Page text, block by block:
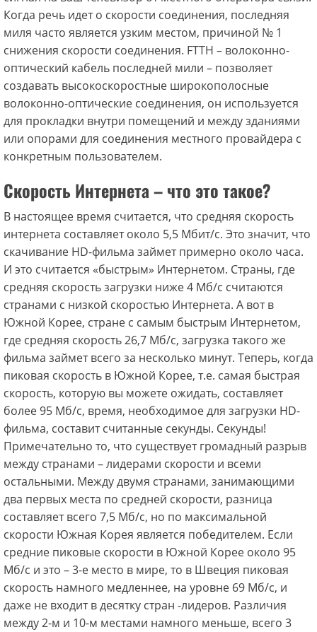
Когда речь идет о скорости соединения, последняя
миля часто является узким местом, причиной № 1
снижения скорости соединения. FTTH – волоконно-
оптический кабель последней мили – позволяет
создавать высокоскоростные широкополосные
волоконно-оптические соединения, он используется
для прокладки внутри помещений и между зданиями
или опорами для соединения местного провайдера с
конкретным пользователем.
Скорость Интернета – что это такое?
В настоящее время считается, что средняя скорость
интернета составляет около 5,5 Мбит/с. Это значит, что
скачивание HD-фильма займет примерно около часа.
И это считается «быстрым» Интернетом. Страны, где
средняя скорость загрузки ниже 4 Мб/с считаются
странами с низкой скоростью Интернета. А вот в
Южной Корее, стране с самым быстрым Интернетом,
где средняя скорость 26,7 Мб/с, загрузка такого же
фильма займет всего за несколько минут. Теперь, когда
пиковая скорость в Южной Корее, т.е. самая быстрая
скорость, которую вы можете ожидать, составляет
более 95 Мб/с, время, необходимое для загрузки HD-
фильма, составит считанные секунды. Секунды!
Примечательно то, что существует громадный разрыв
между странами – лидерами скорости и всеми
остальными. Между двумя странами, занимающими
два первых места по средней скорости, разница
составляет всего 7,5 Мб/с, но по максимальной
скорости Южная Корея является победителем. Если
средние пиковые скорости в Южной Корее около 95
Мб/с и это – 3-е место в мире, то в Швеция пиковая
скорость намного медленнее, на уровне 69 Мб/с, и
даже не входит в десятку стран -лидеров. Различия
между 2-м и 10-м местами намного меньше, всего 3